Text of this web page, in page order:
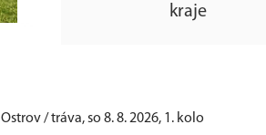
kraje
Ostrov / tráva, so 8. 8. 2026, 1. kolo